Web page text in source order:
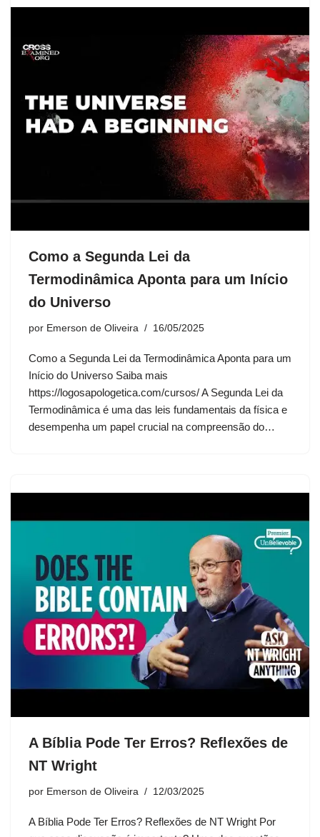
Como a Segunda Lei da
Termodinâmica Aponta para um Início
do Universo
por Emerson de Oliveira 16/05/2025
Como a Segunda Lei da Termodinâmica Aponta para um
Início do Universo Saiba mais
https://logosapologetica.com/cursos/ A Segunda Lei da
Termodinâmica é uma das leis fundamentais da física e
desempenha um papel crucial na compreensão do…
A Bíblia Pode Ter Erros? Reflexões de
NT Wright
por Emerson de Oliveira 12/03/2025
A Bíblia Pode Ter Erros? Reflexões de NT Wright Por